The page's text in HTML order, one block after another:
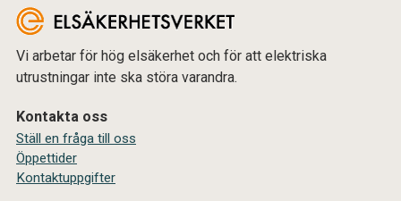
Vi arbetar för hög elsäkerhet och för att elektriska
utrustningar inte ska störa varandra.
Kontakta oss
Ställ en fråga till oss
Öppettider
Kontaktuppgifter